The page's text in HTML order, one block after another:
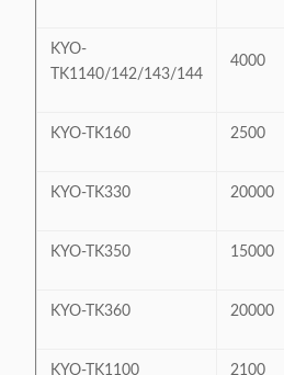
KYO-
TK1140/142/143/144
4000
KYO-TK160 2500
KYO-TK330 20000
KYO-TK350 15000
KYO-TK360 20000
KYO-TK1100 2100